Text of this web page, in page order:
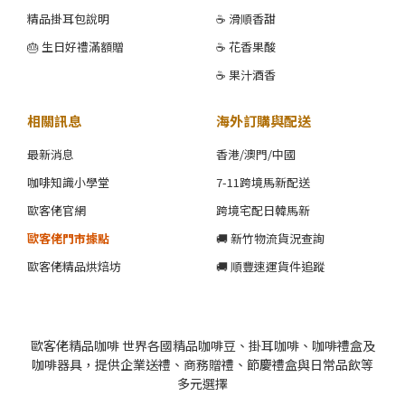
精品掛耳包說明
🎂 生日好禮滿額贈
☕ 滑順香甜
☕ 花香果酸
☕ 果汁酒香
相關訊息
最新消息
咖啡知識小學堂
歐客佬官網
歐客佬門市據點
歐客佬精品烘焙坊
海外訂購與配送
香港/澳門/中國
7-11跨境馬新配送
跨境宅配日韓馬新
🚚 新竹物流貨況查詢
🚚 順豐速運貨件追蹤
歐客佬精品咖啡 世界各國精品咖啡豆、掛耳咖啡、咖啡禮盒及
咖啡器具，提供企業送禮、商務贈禮、節慶禮盒與日常品飲等
多元選擇